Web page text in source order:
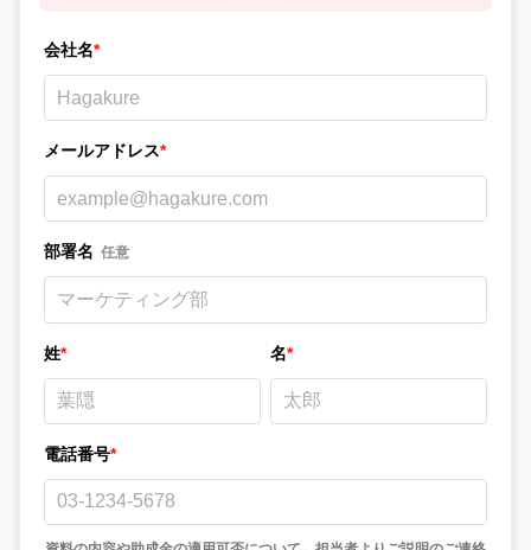
会社名*
メールアドレス*
部署名 任意
姓* 名*
電話番号*